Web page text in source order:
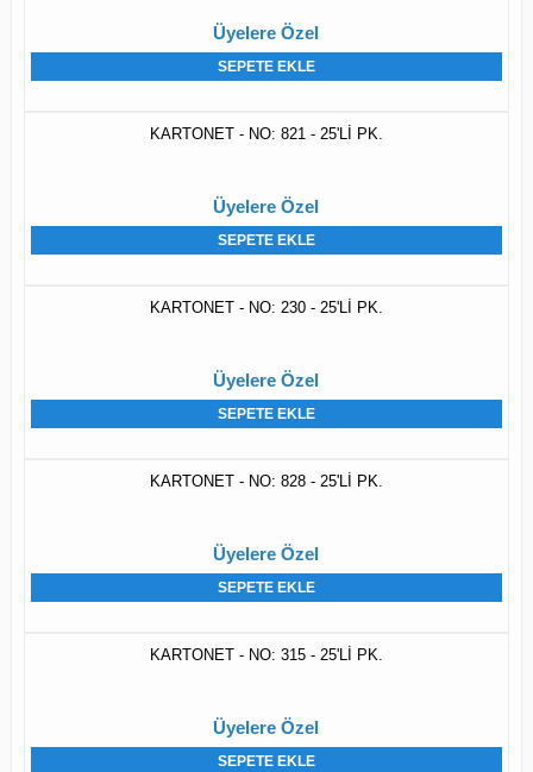
Üyelere Özel
SEPETE EKLE
KARTONET - NO: 821 - 25'Lİ PK.
Üyelere Özel
SEPETE EKLE
KARTONET - NO: 230 - 25'Lİ PK.
Üyelere Özel
SEPETE EKLE
KARTONET - NO: 828 - 25'Lİ PK.
Üyelere Özel
SEPETE EKLE
KARTONET - NO: 315 - 25'Lİ PK.
Üyelere Özel
SEPETE EKLE